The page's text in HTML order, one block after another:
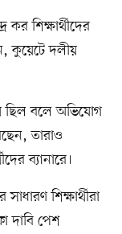
শিক্ষার্থীদের
কুয়েটে দলীয়
ছিল বলে অভিযোগ
তারাও
ব্যানারে।
শিক্ষার্থীরা
দাবি পেশ